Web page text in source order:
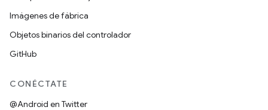
Imágenes de fábrica
Objetos binarios del controlador
GitHub
CONÉCTATE
@Android en Twitter